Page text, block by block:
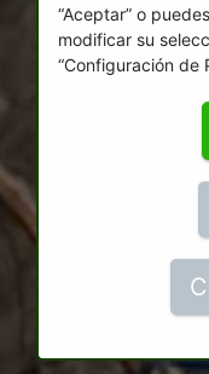
“Aceptar” o
modificar su
“Configuración de